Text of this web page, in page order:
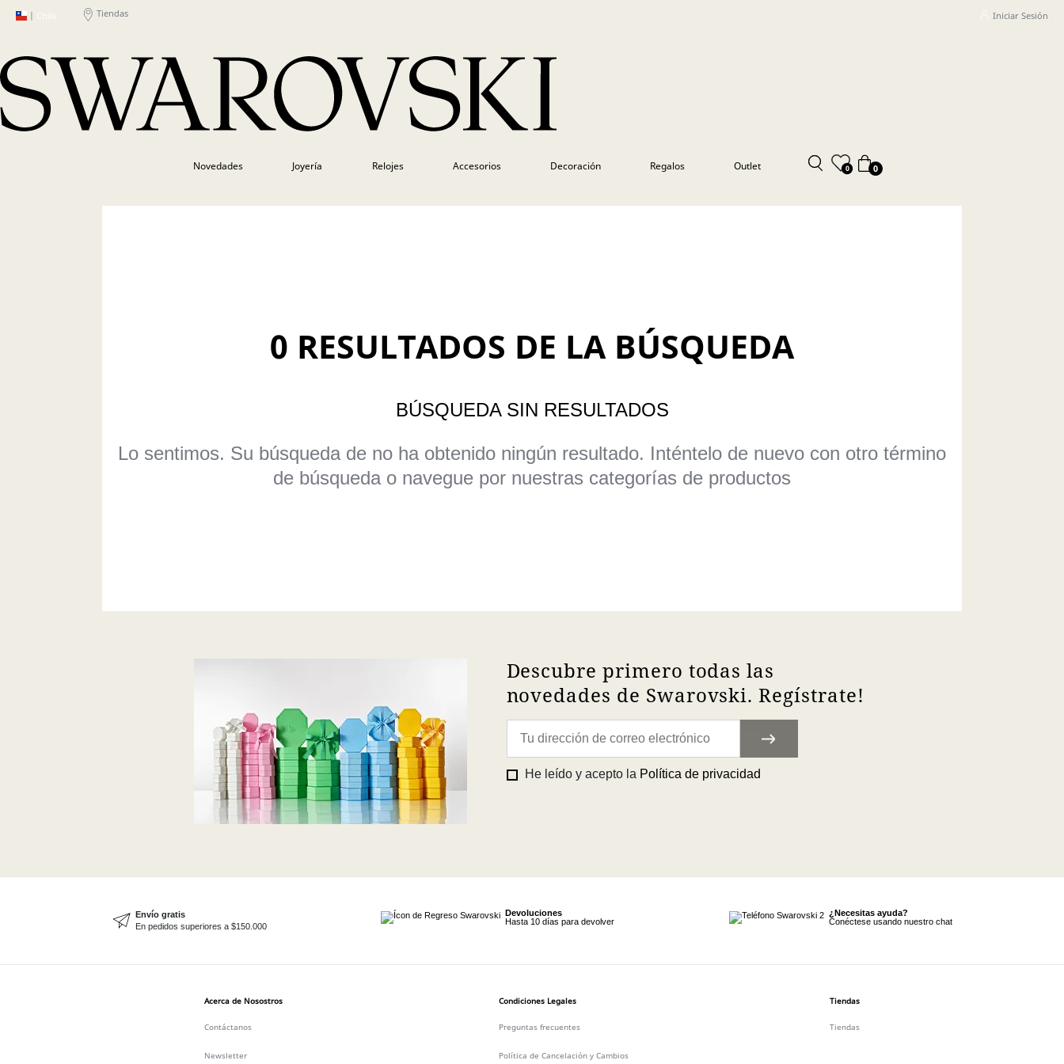
| Chile Tiendas Iniciar Sesión
Novedades Joyería Relojes Accesorios Decoración Regalos Outlet 0 0
0 RESULTADOS DE LA BÚSQUEDA
BÚSQUEDA SIN RESULTADOS
Lo sentimos. Su búsqueda de no ha obtenido ningún resultado. Inténtelo de nuevo con otro término
de búsqueda o navegue por nuestras categorías de productos
Descubre primero todas las
novedades de Swarovski. Regístrate!
He leído y acepto la Política de privacidad
Envío gratis
En pedidos superiores a $150.000
Devoluciones
Hasta 10 días para devolver
¿Necesitas ayuda?
Conéctese usando nuestro chat
Acerca de Nosostros
Contáctanos
Newsletter
Condiciones Legales
Preguntas frecuentes
Política de Cancelación y Cambios
Tiendas
Tiendas